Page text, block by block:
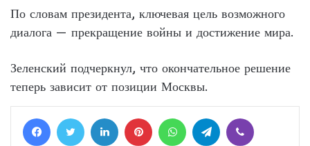
По словам президента, ключевая цель возможного
диалога — прекращение войны и достижение мира.
Зеленский подчеркнул, что окончательное решение
теперь зависит от позиции Москвы.
FacebookTwitter LinkedIn Pinterest WhatsAppTelegram